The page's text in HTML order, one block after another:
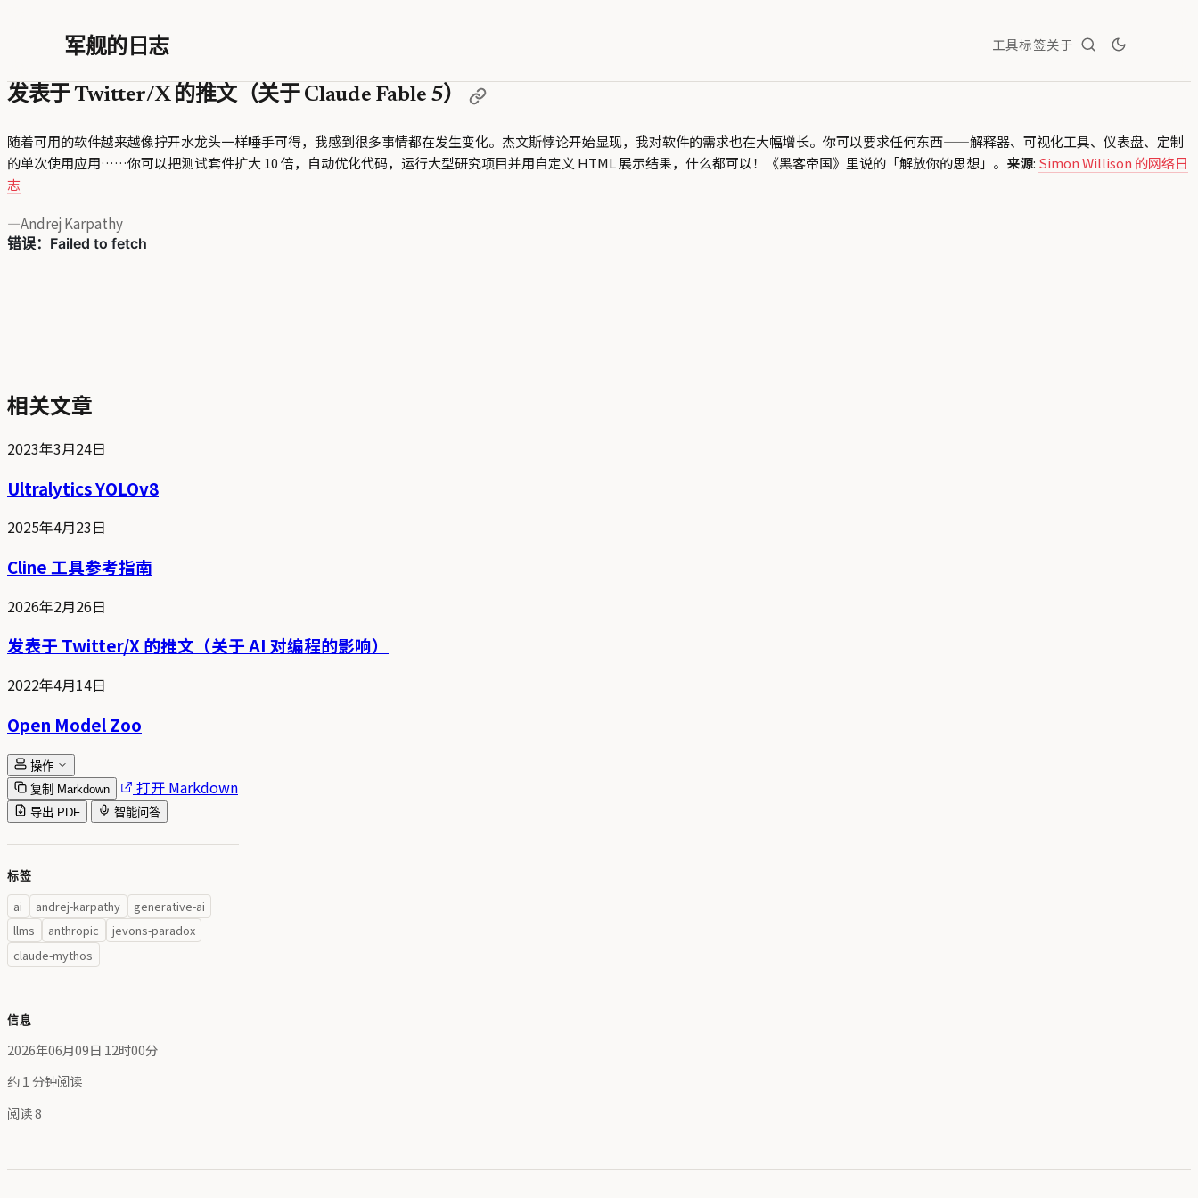
军舰的日志 工具标签关于
发表于 Twitter/X 的推文（关于 Claude Fable 5）
随着可用的软件越来越像拧开水龙头一样唾手可得，我感到很多事情都在发生变化。杰文斯悖论开始显现，我对软件的需求也在大幅增长。你可以要求任何东西——解释器、可视化工具、仪表盘、定制
的单次使用应用……你可以把测试套件扩大 10 倍，自动优化代码，运行大型研究项目并用自定义 HTML 展示结果，什么都可以！《黑客帝国》里说的「解放你的思想」。 来源: Simon Willison 的网络日
志
—Andrej Karpathy
相关文章
2023年3月24日
Ultralytics YOLOv8
2025年4月23日
Cline 工具参考指南
2026年2月26日
发表于 Twitter/X 的推文（关于 AI 对编程的影响）
2022年4月14日
Open Model Zoo
操作
复制 Markdown
打开 Markdown
导出 PDF 智能问答
标签
ai andrej-karpathy
generative-ai
llms
anthropic
jevons-paradox
claude-mythos
信息
2026年06月09日 12时00分
约 1 分钟阅读
阅读8